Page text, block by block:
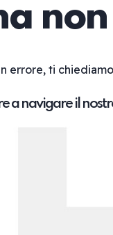
errore, ti
a navigare il